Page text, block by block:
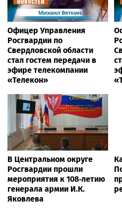
Офицер Управления
Росгвардии по
Свердловской области
стал гостем передачи в
эфире телекомпании
«Телекон»
В Центральном округе
Росгвардии прошли
мероприятия к 108‑летию
генерала армии И.К.
Яковлева